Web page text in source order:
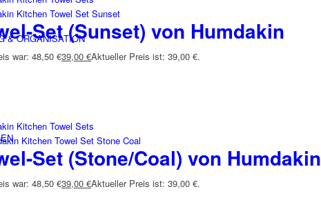
& ORGANISATION
Set (Sunset) von Humdakin
war: 48,50 €39,00 €Aktueller Preis ist: 39,00 €.
Set (Stone/Coal) von Humdakin
war: 48,50 €39,00 €Aktueller Preis ist: 39,00 €.